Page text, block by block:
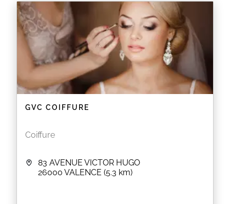
GVC COIFFURE
Coiffure
83 AVENUE VICTOR HUGO
26000 VALENCE (5.3 km)